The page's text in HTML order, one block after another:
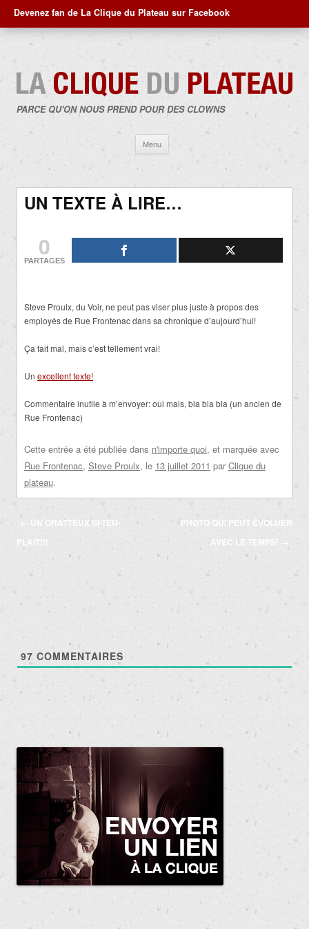
Devenez fan de La Clique du Plateau sur Facebook
PARCE QU'ON NOUS PREND POUR DES CLOWNS
Menu
contenu
UN TEXTE À LIRE…
0
PARTAGES
Steve Proulx, du Voir, ne peut pas viser plus juste à propos des
employés de Rue Frontenac dans sa chronique d’aujourd’hui!
Ça fait mal, mais c’est tellement vrai!
Un excellent texte!
Commentaire inutile à m’envoyer: oui mais, bla bla bla (un ancien de
Rue Frontenac)
Cette entrée a été publiée dans n'importe quoi, et marquée avec
Rue Frontenac, Steve Proulx, le 13 juillet 2011 par Clique du
plateau.
Navigation
des
←
UN GRATTEUX SI-TEU-
PLAÎT!!!
PHOTO QUI PEUT ÉVOLUER
AVEC LE TEMPS!
→
97 COMMENTAIRES